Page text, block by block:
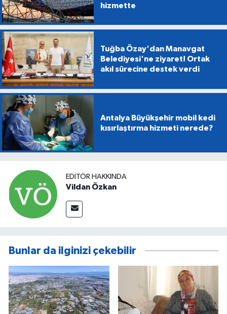
hizmette
Tuğba Özay'dan Manavgat
Belediyesi'ne ziyaret! Ortak
akıl sürecine destek verdi
Antalya Büyükşehir mobil kedi
kısırlaştırma hizmeti nerede?
EDITÖR HAKKINDA
Vildan Özkan
Bunlar da ilginizi çekebilir